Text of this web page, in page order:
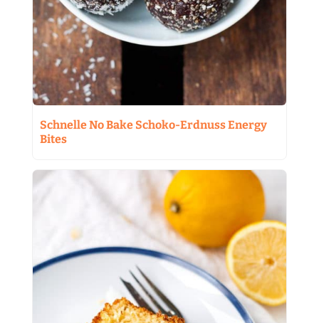
Schnelle No Bake Schoko-Erdnuss Energy
Bites